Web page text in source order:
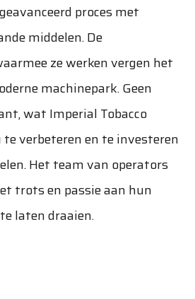
proces met
middelen. De
ze werken vergen het
machinepark. Geen
wat Imperial Tobacco
verbeteren en te investeren
Het team van operators
trots en passie aan hun
laten draaien.